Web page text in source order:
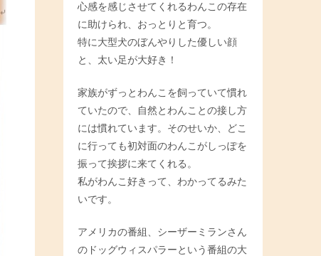
心感を感じさせてくれるわんこの存在
に助けられ、おっとりと育つ。
特に大型犬のぼんやりした優しい顔
と、太い足が大好き！
家族がずっとわんこを飼っていて慣れ
ていたので、自然とわんことの接し方
には慣れています。そのせいか、どこ
に行っても初対面のわんこがしっぽを
振って挨拶に来てくれる。
私がわんこ好きって、わかってるみた
いです。
アメリカの番組、シーザーミランさん
のドッグウィスパラーという番組の大